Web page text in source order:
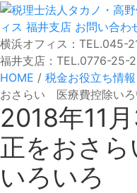
ィス 福井支店 お問い合わ
横浜オフィス：
福井支店：TEL.0776-
HOME / 税金お役立ち情報
おさらい 医療費控除いろ
2018年11
正をおさ
いろいろ